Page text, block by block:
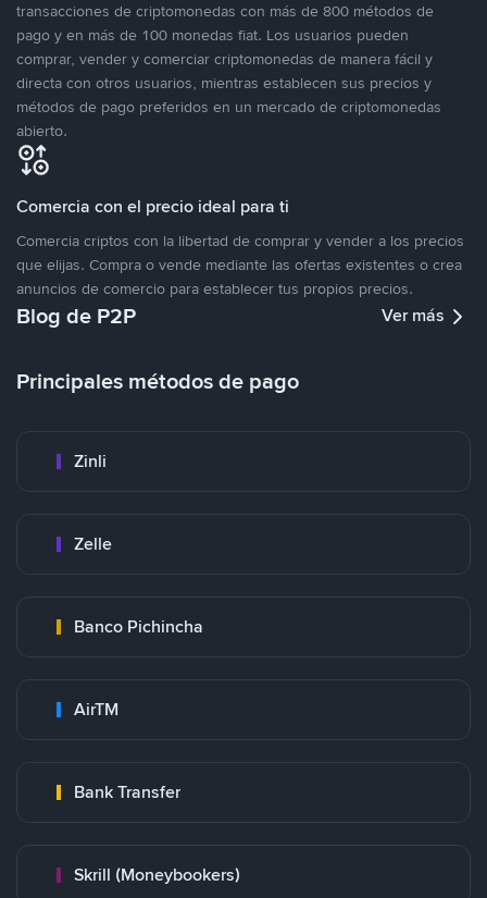
transacciones de criptomonedas con más de 800 métodos de
pago y en más de 100 monedas fiat. Los usuarios pueden
comprar, vender y comerciar criptomonedas de manera fácil y
directa con otros usuarios, mientras establecen sus precios y
métodos de pago preferidos en un mercado de criptomonedas
abierto.
Comercia con el precio ideal para ti
Comercia criptos con la libertad de comprar y vender a los precios
que elijas. Compra o vende mediante las ofertas existentes o crea
anuncios de comercio para establecer tus propios precios.
Blog de P2P Ver más
Principales métodos de pago
Zinli
Zelle
Banco Pichincha
AirTM
Bank Transfer
Skrill (Moneybookers)